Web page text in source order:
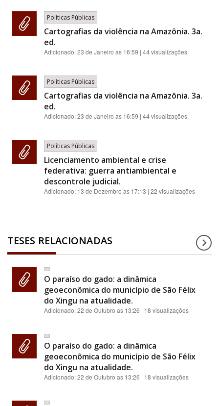
Políticas Públicas
Cartografias da violência na Amazônia. 3a.
ed.
Adicionado:23 de Janeiro as 16:59 | 44 visualizações
Políticas Públicas
Cartografias da violência na Amazônia. 3a.
ed.
Adicionado:23 de Janeiro as 16:59 | 44 visualizações
Políticas Públicas
Licenciamento ambiental e crise
federativa: guerra antiambiental e
descontrole judicial.
Adicionado: 13 de Dezembro as 17:13 | 22 visualizações
TESES RELACIONADAS
O paraíso do gado: a dinâmica
geoeconômica do município de São Félix
do Xingu na atualidade.
Adicionado:22 de Outubro as 13:26 | 18 visualizações
O paraíso do gado: a dinâmica
geoeconômica do município de São Félix
do Xingu na atualidade.
Adicionado:22 de Outubro as 13:26 | 18 visualizações